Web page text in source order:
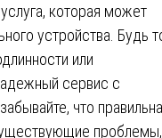
которая может
устройства. Будь
или
сервис с
что